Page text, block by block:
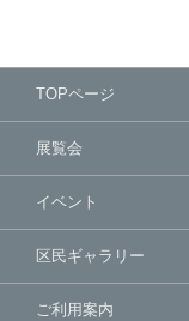
TOPページ
展覧会
イベント
区民ギャラリー
ご利用案内